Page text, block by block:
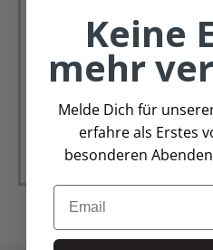
Immer schön,
Trag Dich für
verpasse keine
Zur
Keine
mehr
Melde Dich für
erfahre als Erstes
besonderen
Email